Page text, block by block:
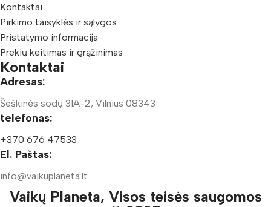
Kontaktai
Pirkimo taisyklės ir sąlygos
Pristatymo informacija
Prekių keitimas ir grąžinimas
Kontaktai
Adresas:
Šeškinės sodų 31A-2, Vilnius 08343
telefonas:
+370 676 47533
El. Paštas:
info@vaikuplaneta.lt
Vaikų Planeta, Visos teisės saugomos